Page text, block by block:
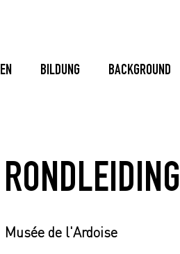
BILDUNG BACKGROUND
Musée de l'Ardoise